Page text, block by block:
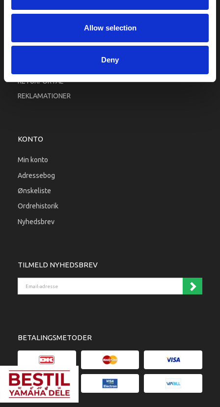
Allow selection
Deny
RETURPORTAL
REKLAMATIONER
KONTO
Min konto
Adressebog
Ønskeliste
Ordrehistorik
Nyhedsbrev
TILMELD NYHEDSBREV
BETALINGSMETODER